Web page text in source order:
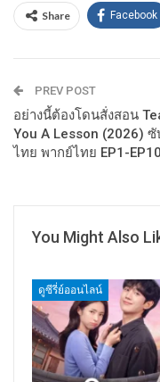
Share Facebook
PREV POST
อย่างนี้ต้องโดนสั่งสอน
You A Lesson (2026) ซั
ไทย พากย์ไทย EP1-EP10
You Might Also
ดูซีรี่ย์ออนไลน์